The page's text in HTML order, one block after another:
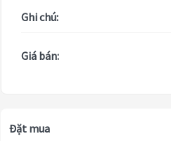
Ghi chú:
Giá bán:
Đặt mua